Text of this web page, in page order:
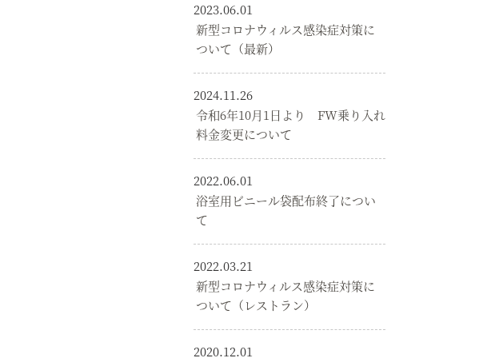
2023.06.01
新型コロナウィルス感染症対策に
ついて（最新）
2024.11.26
令和6年10月1日より FW乗り入れ
料金変更について
2022.06.01
浴室用ビニール袋配布終了につい
て
2022.03.21
新型コロナウィルス感染症対策に
ついて（レストラン）
2020.12.01